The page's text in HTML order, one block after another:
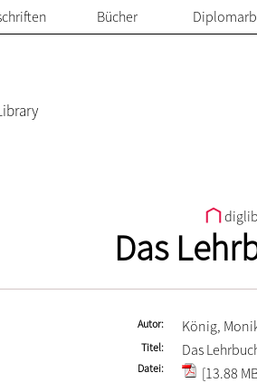
Bücher
Das
Autor König,
Titel Das
Datei [13.88